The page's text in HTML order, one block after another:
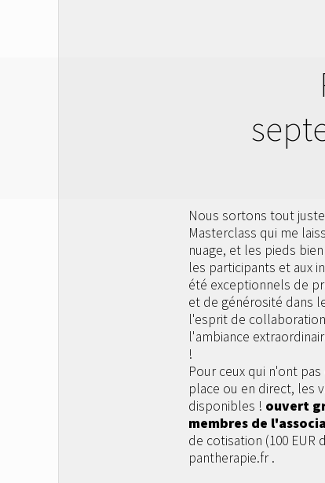
Nous sortons tout
Masterclass qui me
nuage, et les pieds
les participants et aux
été exceptionnels de
et de générosité dans
l'esprit de
l'ambiance
!
Pour ceux qui n'ont
place ou en direct, les
disponibles ! ouvert
membres de
de cotisation (100
pantherapie.fr .